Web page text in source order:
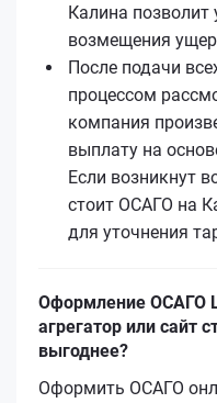
Калина позволит
возмещения
После подачи
процессом
компания
выплату на
Если возникнут
стоит ОСАГО на
для уточнения
Оформление ОСАГО
агрегатор или сайт
выгоднее?
Оформить ОСАГО